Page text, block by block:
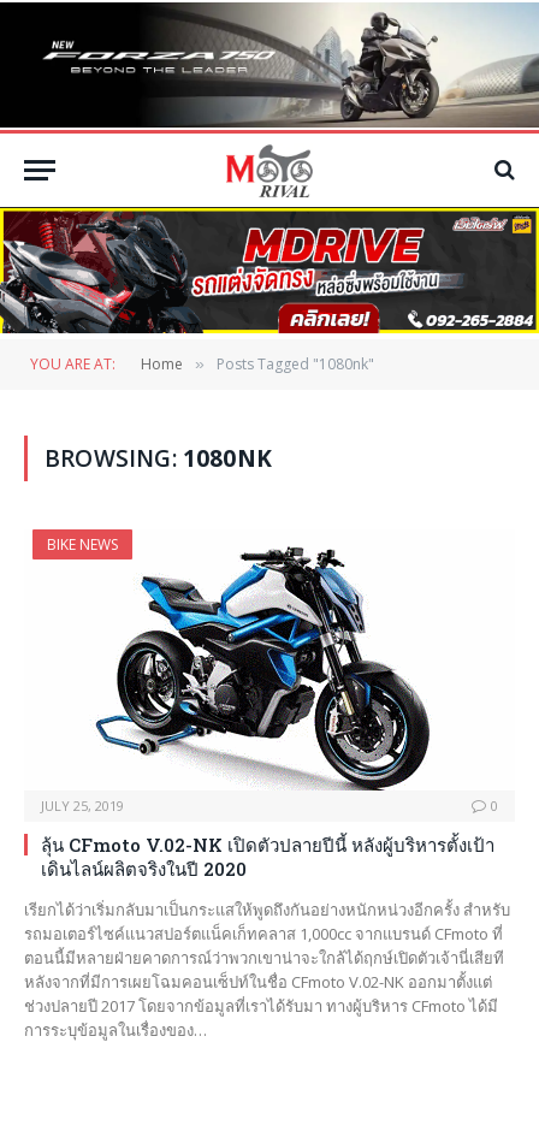
YOU ARE AT: Home » Posts Tagged "1080nk"
BROWSING: 1080NK
BIKE NEWS
JULY 25, 2019 0
ลุ้น CFmoto V.02-NK เปิดตัวปลายปีนี้ หลังผู้บริหารตั้งเป้า
เดินไลน์ผลิตจริงในปี 2020
เรียกได้ว่าเริ่มกลับมาเป็นกระแสให้พูดถึงกันอย่างหนักหน่วงอีกครั้ง สำหรับ
รถมอเตอร์ไซค์แนวสปอร์ตแน็คเก็ทคลาส 1,000cc จากแบรนด์ CFmoto ที่
ตอนนี้มีหลายฝ่ายคาดการณ์ว่าพวกเขาน่าจะใกล้ได้ฤกษ์เปิดตัวเจ้านี่เสียที
หลังจากที่มีการเผยโฉมคอนเซ็ปท์ในชื่อ CFmoto V.02-NK ออกมาตั้งแต่
ช่วงปลายปี 2017 โดยจากข้อมูลที่เราได้รับมา ทางผู้บริหาร CFmoto ได้มี
การระบุข้อมูลในเรื่องของ…